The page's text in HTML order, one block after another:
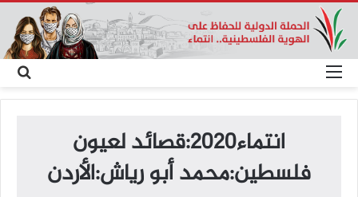
عن
انتماء2020:قصائد لعيون
فلسطين:محمد أبو رياش:الأردن